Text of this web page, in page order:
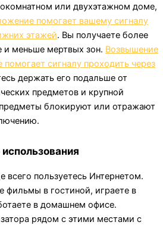
или двухэтажном доме,
помогает вашему сигналу
этажей. Вы получаете более
и меньше мертвых зон. Возвышение
сигналу проходить через
держать его подальше от
предметов и крупной
блокируют или отражают
всего пользуетесь Интернетом.
фильмы в гостиной, играете в
в домашнем офисе.
рядом с этими местами с